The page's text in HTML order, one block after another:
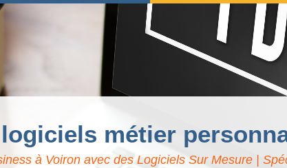
métier
à Voiron avec des Logiciels Sur Mesure |